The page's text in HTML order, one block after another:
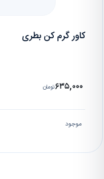
کاور گرم کن بطری
۶۳۵,۰۰۰تومان
موجود